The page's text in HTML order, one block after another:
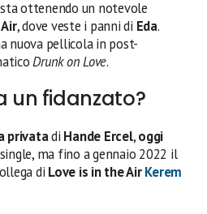
ottenendo un notevole
, dove veste i panni di Eda.
nuova pellicola in post-
Drunk on Love.
un fidanzato?
privatadi Hande Ercel,oggi
ma fino a gennaio 2022 il
di Love is in the AirKerem